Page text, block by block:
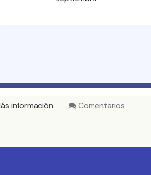
información Comentarios